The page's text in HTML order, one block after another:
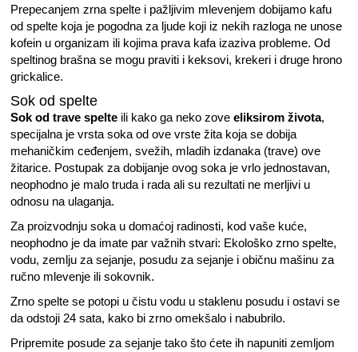
Prepecanjem zrna spelte i pažljivim mlevenjem dobijamo kafu
od spelte koja je pogodna za ljude koji iz nekih razloga ne unose
kofein u organizam ili kojima prava kafa izaziva probleme. Od
speltinog brašna se mogu praviti i keksovi, krekeri i druge hrono
grickalice.
Sok od spelte
Sok od trave spelte ili kako ga neko zoveeliksirom života,
specijalna je vrsta soka od ove vrste žita koja se dobija
mehaničkim ceđenjem, svežih, mladih izdanaka (trave) ove
žitarice. Postupak za dobijanje ovog soka je vrlo jednostavan,
neophodno je malo truda i rada ali su rezultati ne merljivi u
odnosu na ulaganja.
Za proizvodnju soka u domaćoj radinosti, kod vaše kuće,
neophodno je da imate par važnih stvari: Ekološko zrno spelte,
vodu, zemlju za sejanje, posudu za sejanje i običnu mašinu za
ručno mlevenje ili sokovnik.
Zrno spelte se potopi u čistu vodu u staklenu posudu i ostavi se
da odstoji 24 sata, kako bi zrno omekšalo i nabubrilo.
Pripremite posude za sejanje tako što ćete ih napuniti zemljom